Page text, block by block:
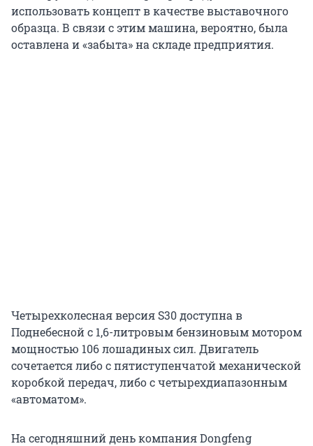
использовать концепт в качестве выставочного
образца. В связи с этим машина, вероятно, была
оставлена и «забыта» на складе предприятия.
Четырехколесная версия S30 доступна в
Поднебесной с 1,6-литровым бензиновым мотором
мощностью 106 лошадиных сил. Двигатель
сочетается либо с пятиступенчатой механической
коробкой передач, либо с четырехдиапазонным
«автоматом».
На сегодняшний день компания Dongfeng